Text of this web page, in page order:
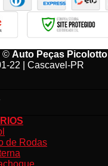
© Auto Peças Picolotto
22 | Cascavel-PR
de Rodas